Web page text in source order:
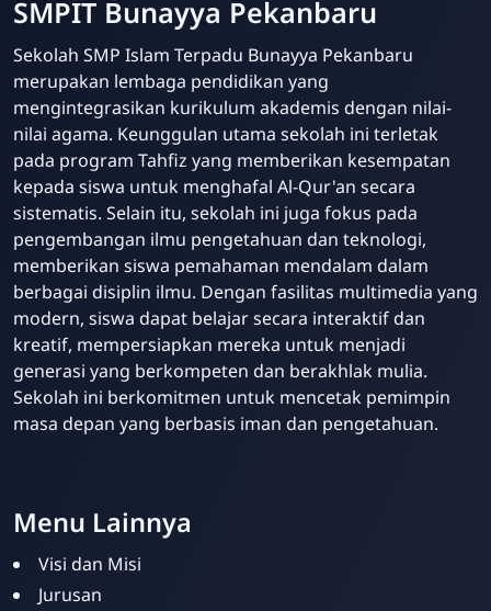
SMPIT Bunayya Pekanbaru
Sekolah SMP Islam Terpadu Bunayya Pekanbaru
merupakan lembaga pendidikan yang
mengintegrasikan kurikulum akademis dengan nilai-
nilai agama. Keunggulan utama sekolah ini terletak
pada program Tahfiz yang memberikan kesempatan
kepada siswa untuk menghafal Al-Qur'an secara
sistematis. Selain itu, sekolah ini juga fokus pada
pengembangan ilmu pengetahuan dan teknologi,
memberikan siswa pemahaman mendalam dalam
berbagai disiplin ilmu. Dengan fasilitas multimedia yang
modern, siswa dapat belajar secara interaktif dan
kreatif, mempersiapkan mereka untuk menjadi
generasi yang berkompeten dan berakhlak mulia.
Sekolah ini berkomitmen untuk mencetak pemimpin
masa depan yang berbasis iman dan pengetahuan.
Menu Lainnya
Visi dan Misi
Jurusan